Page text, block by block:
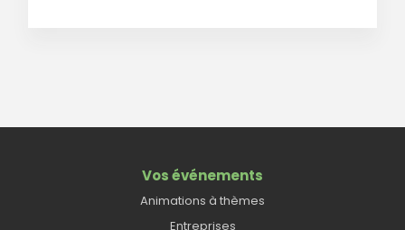
Vos événements
Animations à thèmes
Entreprises